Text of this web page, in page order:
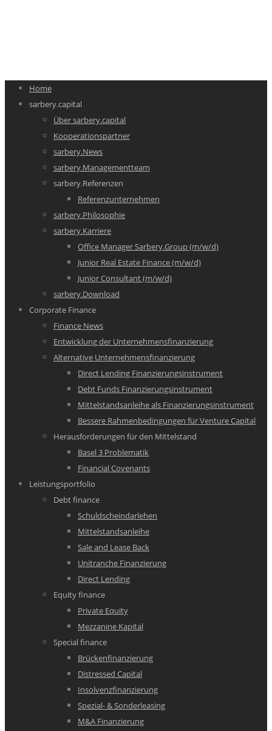
Home
sarbery.capital
Über sarbery.capital
Kooperationspartner
sarbery.News
sarbery.Managementteam
sarbery.Referenzen
Referenzunternehmen
sarbery.Philosophie
sarbery.Karriere
Office Manager Sarbery.Group (m/w/d)
Junior Real Estate Finance (m/w/d)
Junior Consultant (m/w/d)
sarbery.Download
Corporate Finance
Finance News
Entwicklung der Unternehmensfinanzierung
Alternative Unternehmensfinanzierung
Direct Lending Finanzierungsinstrument
Debt Funds Finanzierungsinstrument
Mittelstandsanleihe als Finanzierungsinstrument
Bessere Rahmenbedingungen für Venture Capital
Herausforderungen für den Mittelstand
Basel 3 Problematik
Financial Covenants
Leistungsportfolio
Debt finance
Schuldscheindarlehen
Mittelstandsanleihe
Sale and Lease Back
Unitranche Finanzierung
Direct Lending
Equity finance
Private Equity
Mezzanine Kapital
Special finance
Brückenfinanzierung
Distressed Capital
Insolvenzfinanzierung
Spezial- & Sonderleasing
M&A Finanzierung